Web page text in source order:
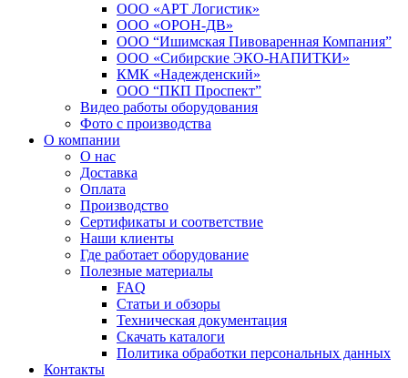
ООО «АРТ Логистик»
ООО «ОРОН-ДВ»
ООО “Ишимская Пивоваренная Компания”
ООО «Сибирские ЭКО-НАПИТКИ»
КМК «Надежденский»
ООО “ПКП Проспект”
Видео работы оборудования
Фото с производства
О компании
О нас
Доставка
Оплата
Производство
Сертификаты и соответствие
Наши клиенты
Где работает оборудование
Полезные материалы
FAQ
Статьи и обзоры
Техническая документация
Скачать каталоги
Политика обработки персональных данных
Контакты